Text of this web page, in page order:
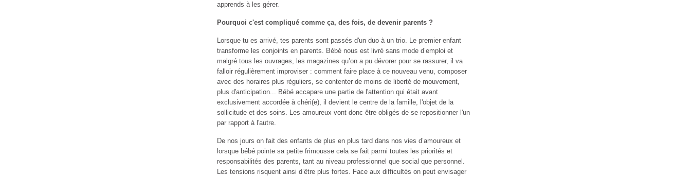
apprends à les gérer.
Pourquoi c'est compliqué comme ça, des fois, de devenir parents ?
Lorsque tu es arrivé, tes parents sont passés d'un duo à un trio. Le premier enfant
transforme les conjoints en parents. Bébé nous est livré sans mode d’emploi et
malgré tous les ouvrages, les magazines qu’on a pu dévorer pour se rassurer, il va
falloir régulièrement improviser : comment faire place à ce nouveau venu, composer
avec des horaires plus réguliers, se contenter de moins de liberté de mouvement,
plus d'anticipation... Bébé accapare une partie de l'attention qui était avant
exclusivement accordée à chéri(e), il devient le centre de la famille, l'objet de la
sollicitude et des soins. Les amoureux vont donc être obligés de se repositionner l'un
par rapport à l'autre.
De nos jours on fait des enfants de plus en plus tard dans nos vies d’amoureux et
lorsque bébé pointe sa petite frimousse cela se fait parmi toutes les priorités et
responsabilités des parents, tant au niveau professionnel que social que personnel.
Les tensions risquent ainsi d’être plus fortes. Face aux difficultés on peut envisager